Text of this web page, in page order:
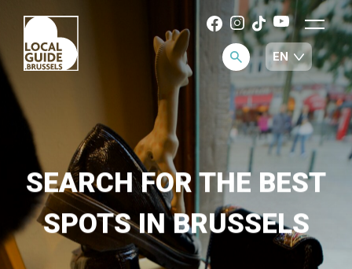
SEARCH FOR THE BEST
SPOTS IN BRUSSELS